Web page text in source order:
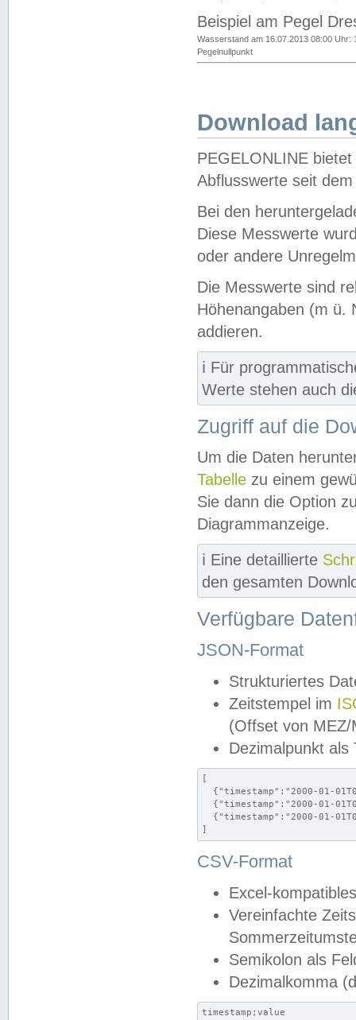
Beispiel am Pegel
Wasserstand am 16.07.2013 08:00 Uhr:
Pegelnullpunkt
Download
PEGELONLINE
Abflusswerte seit
Bei den
Diese Messwerte
oder andere
Die Messwerte sind
Höhenangaben (m ü.
addieren.
ℹ️ Für
Werte stehen auch
Zugriff auf die
Um die Daten
Tabelle zu einem
Sie dann die Option
Diagrammanzeige.
ℹ️ Eine detaillierte
den gesamten
Verfügbare
JSON-Format
Strukturiertes
Zeitstempel im
(Offset von MEZ/
Dezimalpunkt als
[
{"timestamp":"2000-01-
{"timestamp":"2000-01-
{"timestamp":"2000-01-
]
CSV-Format
Excel-
Vereinfachte
Semikolon als
Dezimalkomma
timestamp;value